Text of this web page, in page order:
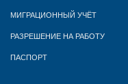
МИГРАЦИОННЫЙ УЧЁТ
РАЗРЕШЕНИЕ НА РАБОТУ
ПАСПОРТ